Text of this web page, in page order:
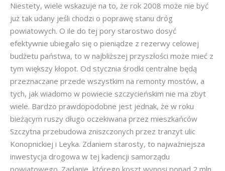
Niestety, wiele wskazuje na to, że rok 2008 może nie być
już tak udany jeśli chodzi o poprawę stanu dróg
powiatowych. O ile do tej pory starostwo dosyć
efektywnie ubiegało się o pieniądze z rezerwy celowej
budżetu państwa, to w najbliższej przyszłości może mieć z
tym większy kłopot. Od stycznia środki centralne będą
przeznaczane przede wszystkim na remonty mostów, a
tych, jak wiadomo w powiecie szczycieńskim nie ma zbyt
wiele. Bardzo prawdopodobne jest jednak, że w roku
bieżącym ruszy długo oczekiwana przez mieszkańców
Szczytna przebudowa zniszczonych przez tranzyt ulic
Konopnickiej i Leyka. Zdaniem starosty, to najważniejsza
inwestycja drogowa w tej kadencji samorządu